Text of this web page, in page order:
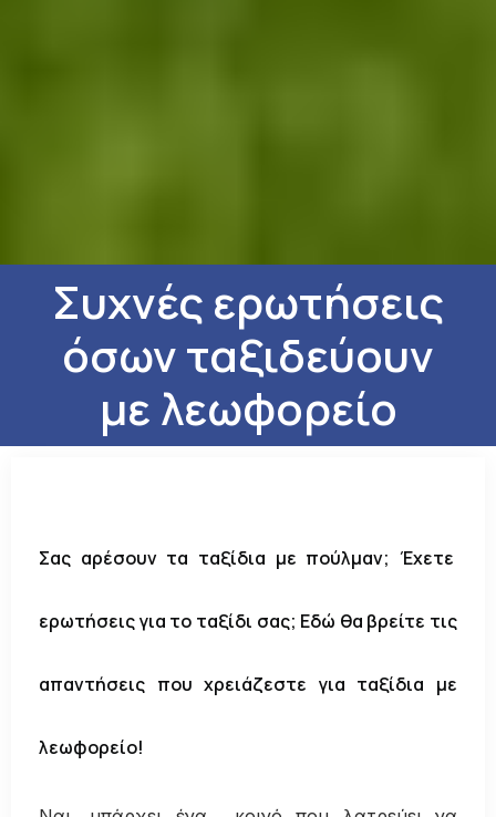
Συχνές ερωτήσεις
όσων ταξιδεύουν
με λεωφορείο
Σας αρέσουν τα ταξίδια με πούλμαν; Έχετε
ερωτήσεις για το ταξίδι σας; Εδώ θα βρείτε τις
απαντήσεις που χρειάζεστε για ταξίδια με
λεωφορείο!